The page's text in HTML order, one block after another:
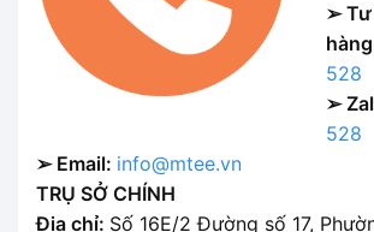
➢ Tư
528
➢
528
➢ Email: info@mtee.vn
TRỤ SỞ CHÍNH
Địa chỉ: Số 16E/2 Đường số 17,